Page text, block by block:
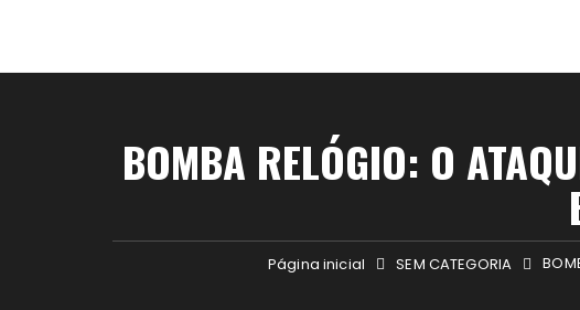
BOMBA RELÓGIO: O
Página inicial SEM CATEGORIA